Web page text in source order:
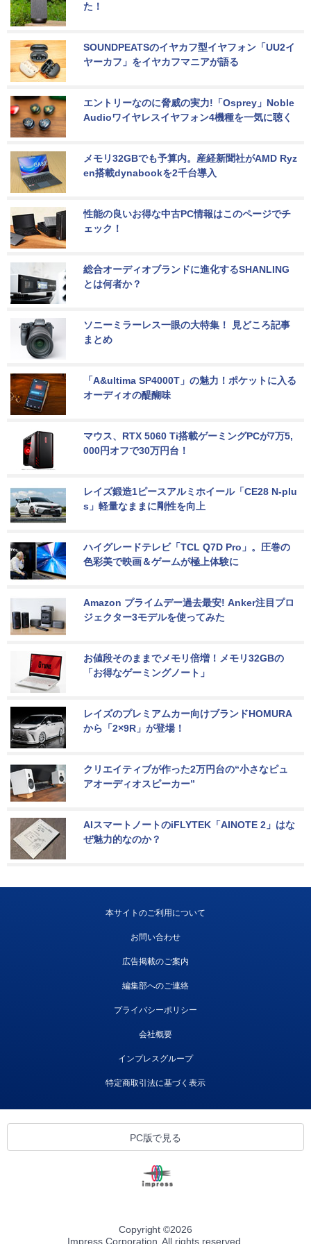
た！
SOUNDPEATSのイヤカフ型イヤフォン「UU2イ
ヤーカフ」をイヤカフマニアが語る
エントリーなのに脅威の実力!「Osprey」Noble
Audioワイヤレスイヤフォン4機種を一気に聴く
メモリ32GBでも予算内。産経新聞社がAMD Ryz
en搭載dynabookを2千台導入
性能の良いお得な中古PC情報はこのページでチ
ェック！
総合オーディオブランドに進化するSHANLING
とは何者か？
ソニーミラーレス一眼の大特集！ 見どころ記事
まとめ
「A&ultima SP4000T」の魅力！ポケットに入る
オーディオの醍醐味
マウス、RTX 5060 Ti搭載ゲーミングPCが7万5,
000円オフで30万円台！
レイズ鍛造1ピースアルミホイール「CE28 N-plu
s」軽量なままに剛性を向上
ハイグレードテレビ「TCL Q7D Pro」。圧巻の
色彩美で映画＆ゲームが極上体験に
Amazon プライムデー過去最安! Anker注目プロ
ジェクター3モデルを使ってみた
お値段そのままでメモリ倍増！メモリ32GBの
「お得なゲーミングノート」
レイズのプレミアムカー向けブランドHOMURA
から「2×9R」が登場！
クリエイティブが作った2万円台の“小さなピュ
アオーディオスピーカー”
AIスマートノートのiFLYTEK「AINOTE 2」はな
ぜ魅力的なのか？
本サイトのご利用について
お問い合わせ
広告掲載のご案内
編集部へのご連絡
プライバシーポリシー
会社概要
インプレスグループ
特定商取引法に基づく表示
PC版で見る
Copyright ©2026
Impress Corporation. All rights reserved.